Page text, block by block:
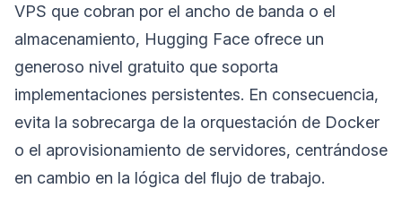
VPS que cobran por el ancho de banda o el
almacenamiento, Hugging Face ofrece un
generoso nivel gratuito que soporta
implementaciones persistentes. En consecuencia,
evita la sobrecarga de la orquestación de Docker
o el aprovisionamiento de servidores, centrándose
en cambio en la lógica del flujo de trabajo.